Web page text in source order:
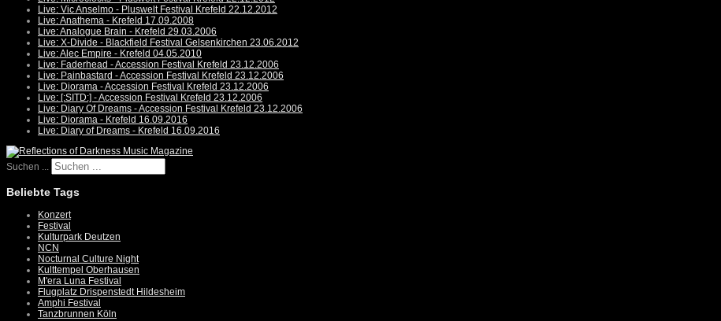
Live: Vic Anselmo - Pluswelt Festival Krefeld 22.12.2012
Live: Anathema - Krefeld 17.09.2008
Live: Analogue Brain - Krefeld 29.03.2006
Live: X-Divide - Blackfield Festival Gelsenkirchen 23.06.2012
Live: Alec Empire - Krefeld 04.05.2010
Live: Faderhead - Accession Festival Krefeld 23.12.2006
Live: Painbastard - Accession Festival Krefeld 23.12.2006
Live: Diorama - Accession Festival Krefeld 23.12.2006
Live: [:SITD:] - Accession Festival Krefeld 23.12.2006
Live: Diary Of Dreams - Accession Festival Krefeld 23.12.2006
Live: Diorama - Krefeld 16.09.2016
Live: Diary of Dreams - Krefeld 16.09.2016
Suchen ...
Beliebte Tags
Konzert
Festival
Kulturpark Deutzen
NCN
Nocturnal Culture Night
Kulttempel Oberhausen
M'era Luna Festival
Flugplatz Drispenstedt Hildesheim
Amphi Festival
Tanzbrunnen Köln